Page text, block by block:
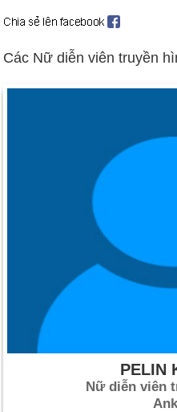
Ngày 14-6 năm 1954:
Ngày 14-6 năm 1982:Lực
Các Nữ diễn viên truyền
PELIN
Nữ diễn viên